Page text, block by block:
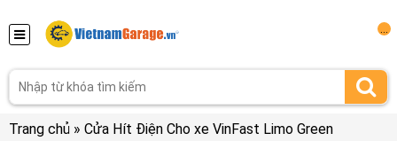
Trang chủ » Cửa Hít Điện Cho xe VinFast Limo Green